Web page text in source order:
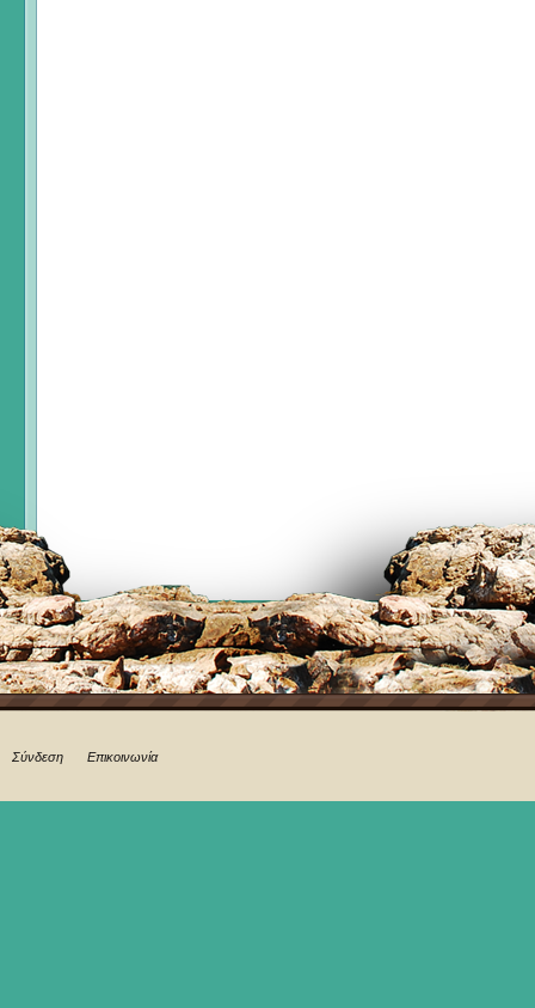
Σύνδεση Επικοινωνία